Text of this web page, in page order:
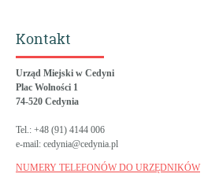
Kontakt
Urząd Miejski w Cedyni
Plac Wolności 1
74-520 Cedynia
Tel.: +48 (91) 4144 006
e-mail: cedynia@cedynia.pl
NUMERY TELEFONÓW DO URZĘDNIKÓW